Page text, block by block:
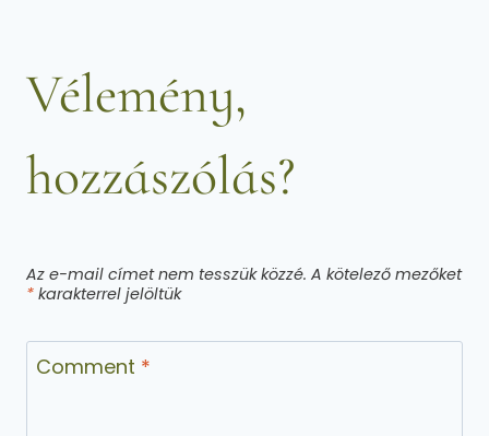
Vélemény,
hozzászólás?
Az e-mail címet nem tesszük közzé. A kötelező mezőket
* karakterrel jelöltük
Comment *